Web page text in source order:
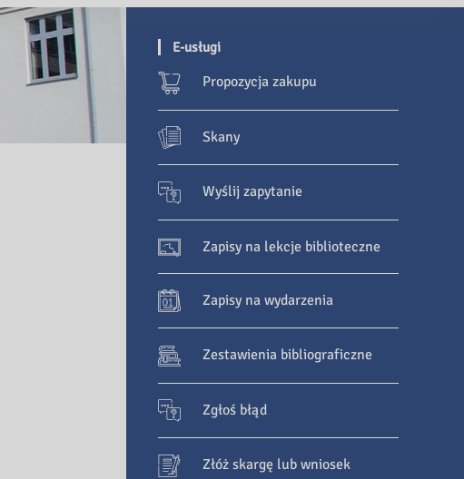
E-usługi
Propozycja zakupu
Skany
Wyślij zapytanie
Zapisy na lekcje biblioteczne
Zapisy na wydarzenia
Zestawienia bibliograficzne
Zgłoś błąd
Złóż skargę lub wniosek